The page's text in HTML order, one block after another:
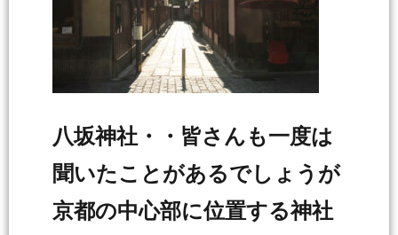
八坂神社・・皆さんも一度は
聞いたことがあるでしょうが
京都の中心部に位置する神社